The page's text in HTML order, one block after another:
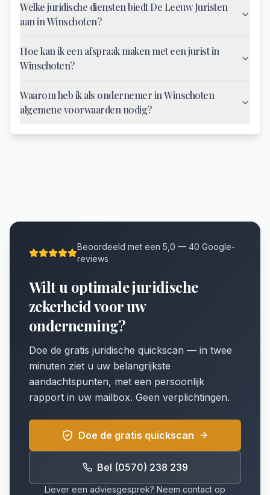
Welke juridische diensten biedt De Leeuw Juristen
aan in Winschoten?
Hoe kan ik een afspraak maken met een jurist in
Winschoten?
Waarom heb ik als ondernemer in Winschoten
algemene voorwaarden nodig?
Beoordeeld met een 5,0 — 40 Google-
reviews
Wilt u optimale juridische
zekerheid voor uw
onderneming?
Doe de gratis juridische quickscan — in twee
minuten ziet u uw belangrijkste
aandachtspunten, met een persoonlijk
rapport in uw mailbox. Geen verplichtingen.
Doe de gratis quickscan
Bel (0570) 238 239
Liever een adviesgesprek? Neem contact op